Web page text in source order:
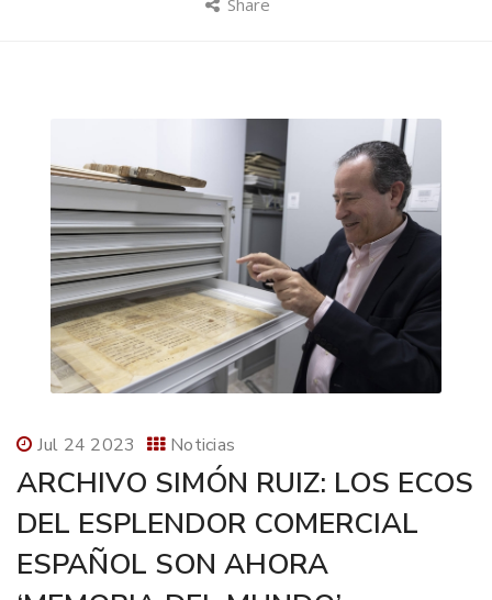
Share
Jul 24 2023 Noticias
ARCHIVO SIMÓN RUIZ: LOS ECOS
DEL ESPLENDOR COMERCIAL
ESPAÑOL SON AHORA